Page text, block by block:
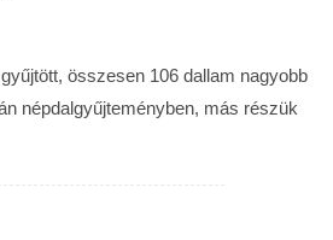
összesen 106 dallam nagyobb
népdalgyűjteményben, más részük